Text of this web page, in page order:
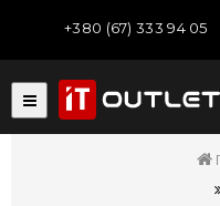
+380 (67) 333 94 05